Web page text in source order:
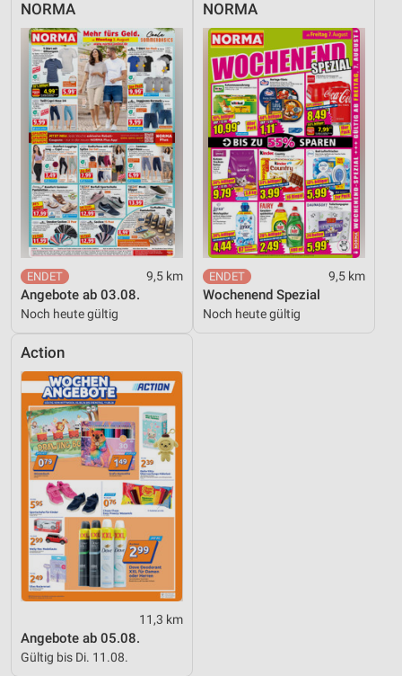
NORMA
9,5 km
Angebote ab 03.08.
Noch heute gültig
NORMA
9,5 km
Wochenend Spezial
Noch heute gültig
Action
11,3 km
Angebote ab 05.08.
Gültig bis Di. 11.08.